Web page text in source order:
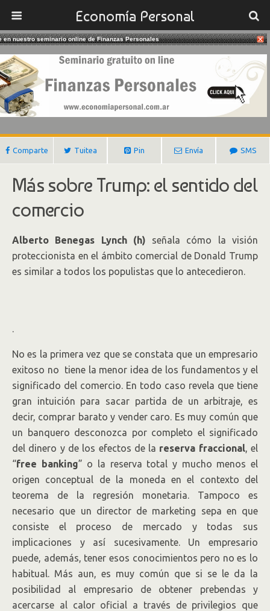
Economía Personal
13/02/2017
Trump Y El Libre Comercio
Gustavo Ibañez Padilla
Comparte Tuitea Pin Envía SMS
Más sobre Trump: el sentido del
comercio
Alberto Benegas Lynch (h) señala cómo la visión
proteccionista en el ámbito comercial de Donald Trump
es similar a todos los populistas que lo antecedieron.
.
No es la primera vez que se constata que un empresario
exitoso no tiene la menor idea de los fundamentos y el
significado del comercio. En todo caso revela que tiene
gran intuición para sacar partida de un arbitraje, es
decir, comprar barato y vender caro. Es muy común que
un banquero desconozca por completo el significado
del dinero y de los efectos de la reserva fraccional, el
“free banking” o la reserva total y mucho menos el
origen conceptual de la moneda en el contexto del
teorema de la regresión monetaria. Tampoco es
necesario que un director de marketing sepa en que
consiste el proceso de mercado y todas sus
implicaciones y así sucesivamente. Un empresario
puede, además, tener esos conocimientos pero no es lo
habitual. Más aun, es muy común que si se le da la
posibilidad al empresario de obtener prebendas y
acercarse al calor oficial a través de privilegios que
en nuestro seminario online de Finanzas Personales